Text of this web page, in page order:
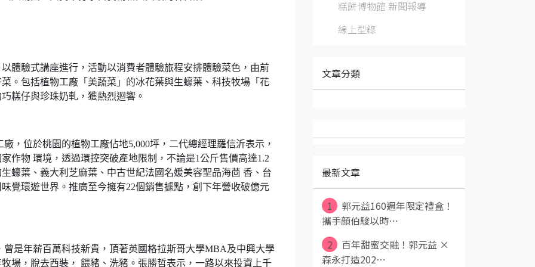
體驗式講座進行，活動以消費者體驗旅程安排體驗菜色，由前
。包括植物工廠「美蔬菜」的冰花葉與生蠔葉、科技牧場「花
糕仔與珍珠奶軋，獲熱烈迴響。
，位於桃園的植物工廠佔地5,000坪，二代總經理羅信沂表示，
作物 環境，透過環控突破產地限制，不論是1公斤售價高達1.2
蠔葉、義大利芝麻葉、中古世紀法國名媛美容聖品海茴 香、台
覺環遊世界。推廣至今擁有22個銷售據點，創下年營收破億元
是年薪百萬科技新貴，頂著英國格拉斯哥大學MBA及中興大學
場，脫去西裝， 餵豬、洗豬。張勝哲表示，一路以來投資上千
糕餅博物館 新聞報導
線上型錄
文章分類
最新文章
1
郭元益160週年限定禮盒！
攜手顏伯駿以時⋯
2
百年甜蜜交融！郭元益 ×
森永打造202⋯